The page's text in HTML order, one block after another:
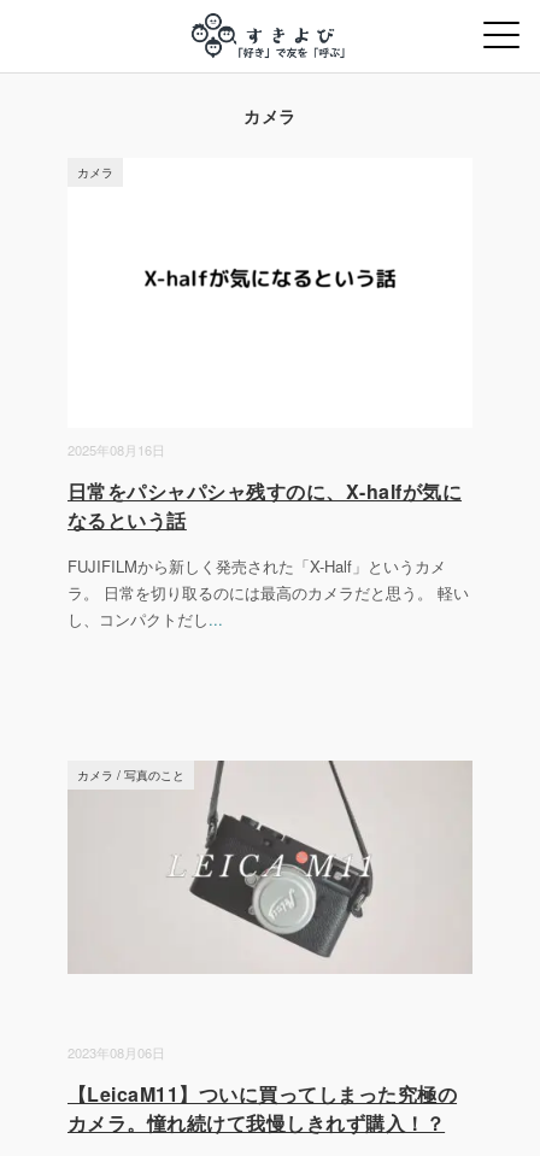
カメラ
2025年08月16日
カメラ
日常をパシャパシャ残すのに、X-halfが気に
なるという話
FUJIFILMから新しく発売された「X-Half」というカメ
ラ。 日常を切り取るのには最高のカメラだと思う。 軽い
し、コンパクトだし...
2023年08月06日
カメラ / 写真のこと
【LeicaM11】ついに買ってしまった究極の
カメラ。憧れ続けて我慢しきれず購入！？